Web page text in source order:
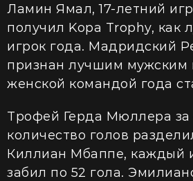
Ламин Ямал, 17-летний
получил Kopa Trophy, как
игрок года. Мадридский
признан лучшим мужским
женской командой года
Трофей Герда Мюллера
количество голов
Киллиан Мбаппе, каждый
забил по 52 гола.